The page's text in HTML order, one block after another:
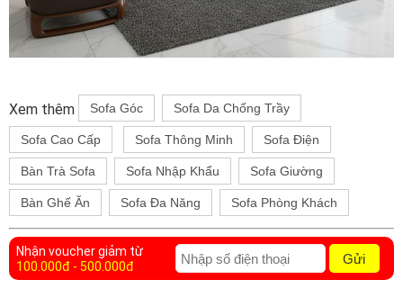
Xem thêm Sofa Góc Sofa Da Chống Trầy
Sofa Cao Cấp Sofa Thông Minh Sofa Điện
Bàn Trà Sofa Sofa Nhập Khẩu Sofa Giường
Bàn Ghế Ăn Sofa Đa Năng Sofa Phòng Khách
Nhận voucher giảm từ
100.000đ - 500.000đ
Gửi